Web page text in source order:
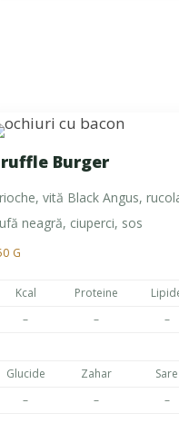
Burger
vită Black Angus,
neagră, ciuperci, sos
G
Kcal Proteine
–
– –
Glucide Zahar Sare
–
– –